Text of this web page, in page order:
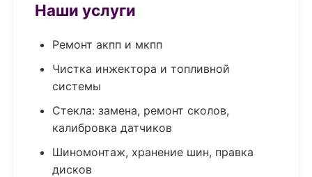
Наши услуги
Ремонт акпп и мкпп
Чистка инжектора и топливной
системы
Стекла: замена, ремонт сколов,
калибровка датчиков
Шиномонтаж, хранение шин, правка
дисков